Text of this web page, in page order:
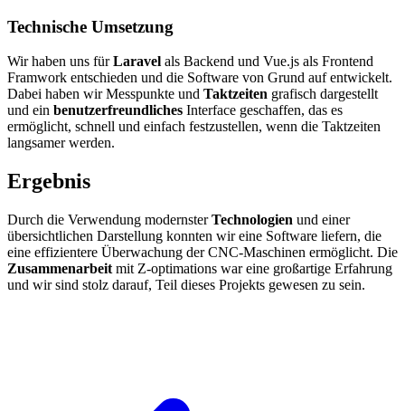
Technische Umsetzung
Wir haben uns fürLaravel als Backend und Vue.js als Frontend
Framwork entschieden und die Software von Grund auf entwickelt.
Dabei haben wir Messpunkte und Taktzeiten grafisch dargestellt
und ein benutzerfreundliches Interface geschaffen, das es
ermöglicht, schnell und einfach festzustellen, wenn die Taktzeiten
langsamer werden.
Ergebnis
Durch die Verwendung modernsterTechnologien und einer
übersichtlichen Darstellung konnten wir eine Software liefern, die
eine effizientere Überwachung der CNC-Maschinen ermöglicht. Die
Zusammenarbeit mit Z-optimations war eine großartige Erfahrung
und wir sind stolz darauf, Teil dieses Projekts gewesen zu sein.